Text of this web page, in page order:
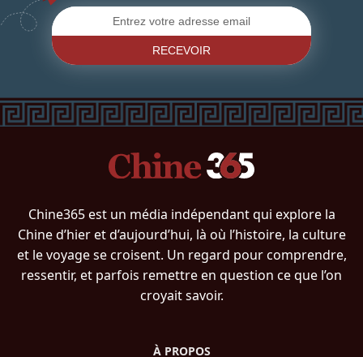
RECEVOIR
Chine365 est un média indépendant qui explore la
Chine d’hier et d’aujourd’hui, là où l’histoire, la culture
et le voyage se croisent. Un regard pour comprendre,
ressentir, et parfois remettre en question ce que l’on
croyait savoir.
À PROPOS